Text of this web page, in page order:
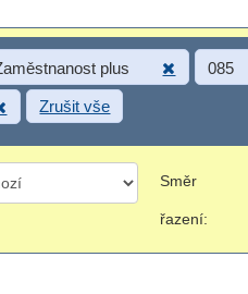
plus 085
Zrušit vše
Směr
řazení: